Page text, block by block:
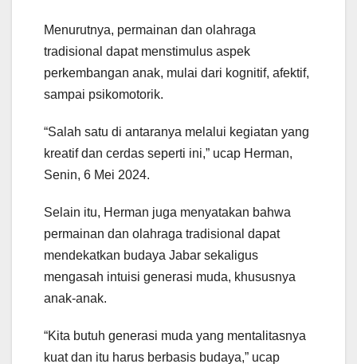
Menurutnya, permainan dan olahraga
tradisional dapat menstimulus aspek
perkembangan anak, mulai dari kognitif, afektif,
sampai psikomotorik.
“Salah satu di antaranya melalui kegiatan yang
kreatif dan cerdas seperti ini,” ucap Herman,
Senin, 6 Mei 2024.
Selain itu, Herman juga menyatakan bahwa
permainan dan olahraga tradisional dapat
mendekatkan budaya Jabar sekaligus
mengasah intuisi generasi muda, khususnya
anak-anak.
“Kita butuh generasi muda yang mentalitasnya
kuat dan itu harus berbasis budaya,” ucap